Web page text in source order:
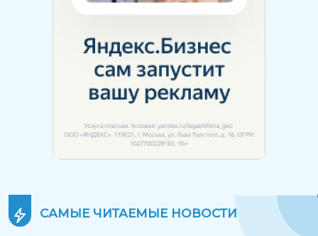
САМЫЕ ЧИТАЕМЫЕ НОВОСТИ